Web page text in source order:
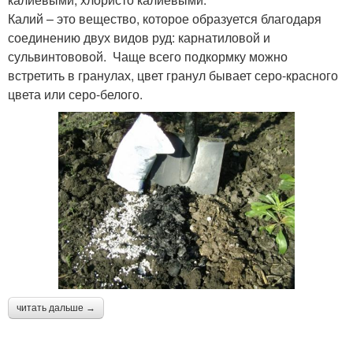
Калий – это вещество, которое образуется благодаря
соединению двух видов руд: карнатиловой и
сульвинтововой. Чаще всего подкормку можно
встретить в гранулах, цвет гранул бывает серо-красного
цвета или серо-белого.
читать дальше →